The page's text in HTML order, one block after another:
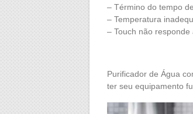
– Término do tempo
– Temperatura
– Touch não
Purificador de Água
ter seu equipamento